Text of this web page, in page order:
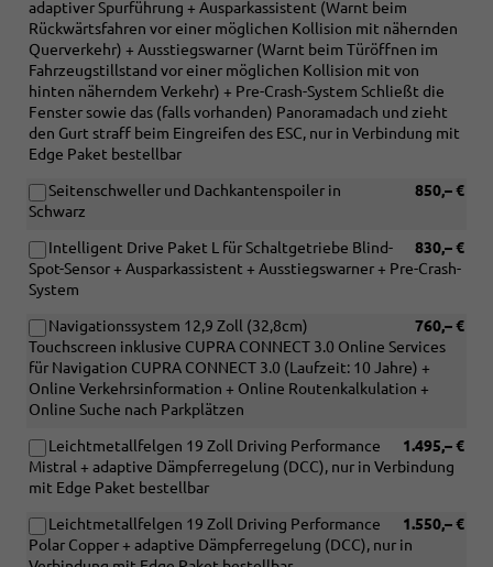
adaptiver Spurführung + Ausparkassistent (Warnt beim
Rückwärtsfahren vor einer möglichen Kollision mit nähernden
Querverkehr) + Ausstiegswarner (Warnt beim Türöffnen im
Fahrzeugstillstand vor einer möglichen Kollision mit von
hinten näherndem Verkehr) + Pre-Crash-System Schließt die
Fenster sowie das (falls vorhanden) Panoramadach und zieht
den Gurt straff beim Eingreifen des ESC, nur in Verbindung mit
Edge Paket bestellbar
850,– €
Seitenschweller und Dachkantenspoiler in
Schwarz
830,– €
Intelligent Drive Paket L für Schaltgetriebe Blind-
Spot-Sensor + Ausparkassistent + Ausstiegswarner + Pre-Crash-
System
760,– €
Navigationssystem 12,9 Zoll (32,8cm)
Touchscreen inklusive CUPRA CONNECT 3.0 Online Services
für Navigation CUPRA CONNECT 3.0 (Laufzeit: 10 Jahre) +
Online Verkehrsinformation + Online Routenkalkulation +
Online Suche nach Parkplätzen
1.495,– €
Leichtmetallfelgen 19 Zoll Driving Performance
Mistral + adaptive Dämpferregelung (DCC), nur in Verbindung
mit Edge Paket bestellbar
1.550,– €
Leichtmetallfelgen 19 Zoll Driving Performance
Polar Copper + adaptive Dämpferregelung (DCC), nur in